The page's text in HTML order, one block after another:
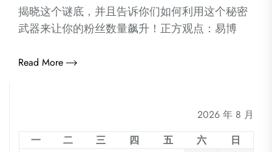
揭晓这个谜底，并且告诉你们如何利用这个秘密
武器来让你的粉丝数量飙升！正方观点：易博
Read More
2026 年 8 月
一
二 三 四 五 六
日